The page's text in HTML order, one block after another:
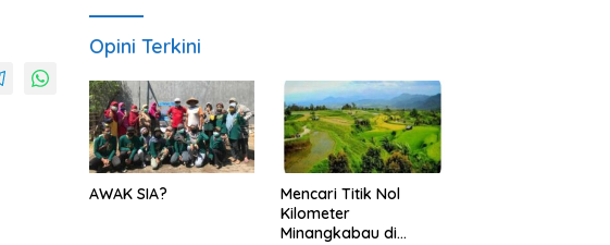
Opini Terkini
AWAK SIA?
Mencari Titik Nol
Kilometer
Minangkabau di